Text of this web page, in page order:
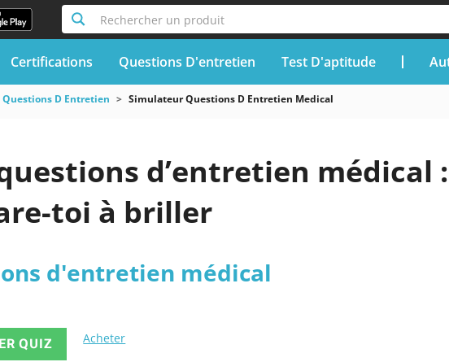
Rechercher un produit
Certifications Questions D'entretien Test D'aptitude
Questions D Entretien Simulateur Questions D Entretien Medical
d’entretien médical :
toi à briller
d'entretien médical
QUIZ Acheter